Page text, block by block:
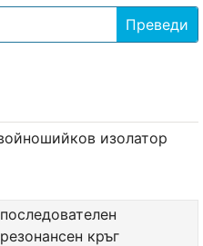
Преведи
изолатор
последователен
резонансен кръг